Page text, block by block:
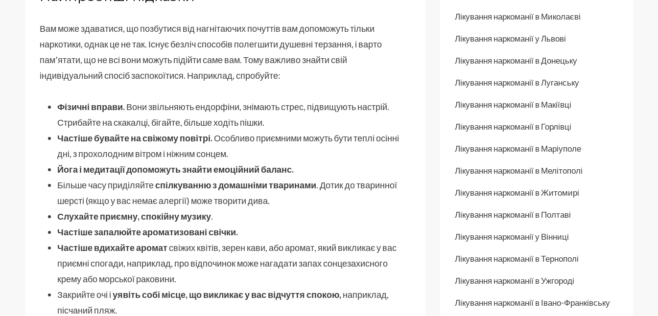
Вам може здаватися, що позбутися від нагнітаючих почуттів вам допоможуть тільки
наркотики, однак це не так. Існує безліч способів полегшити душевні терзання, і варто
пам’ятати, що не всі вони можуть підійти саме вам. Тому важливо знайти свій
індивідуальний спосіб заспокоїтися. Наприклад, спробуйте:
Фізичні вправи.Вони звільняють ендорфіни, знімають стрес, підвищують настрій.
Стрибайте на скакалці, бігайте, більше ходіть пішки.
Частіше бувайте на свіжому повітрі.Особливо приємними можуть бути теплі осінні
дні, з прохолодним вітром і ніжним сонцем.
Йога і медитації допоможуть знайти емоційний баланс.
Більше часу приділяйтеспілкуванню з домашніми тваринами. Дотик до тваринної
шерсті (якщо у вас немає алергії) може творити дива.
Слухайте приємну, спокійну музику.
Частіше запалюйте ароматизовані свічки.
Частіше вдихайте ароматсвіжих квітів, зерен кави, або аромат, який викликає у вас
приємні спогади, наприклад, про відпочинок може нагадати запах сонцезахисного
крему або морської раковини.
Закрийте очі іуявіть собі місце, що викликає у вас відчуття спокою,наприклад,
пісчаний пляж.
Лікування наркоманії в Миколаєві
Лікування наркоманії у Львові
Лікування наркоманії в Донецьку
Лікування наркоманії в Луганську
Лікування наркоманії в Макіївці
Лікування наркоманії в Горлівці
Лікування наркоманії в Маріуполе
Лікування наркоманії в Мелітополі
Лікування наркоманії в Житомирі
Лікування наркоманії в Полтаві
Лікування наркоманії у Вінниці
Лікування наркоманії в Тернополі
Лікування наркоманії в Ужгороді
Лікування наркоманії в Івано-Франківську